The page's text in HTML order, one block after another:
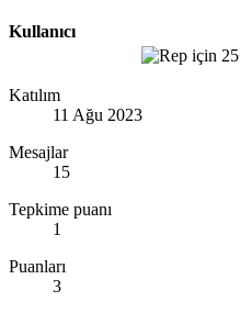
Kullanıcı
Katılım
11 Ağu 2023
Mesajlar
15
Tepkime puanı
1
Puanları
3